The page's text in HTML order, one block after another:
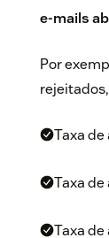
e-mails
Por
Taxa de
Taxa
Taxa de